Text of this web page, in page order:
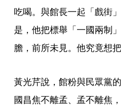
吃喝。與館長一起「戲街
是，他把標舉「一國兩制
膽，前所未見。他究竟想
黃光芹說，館粉與民眾黨
國昌焦不離孟、孟不離焦